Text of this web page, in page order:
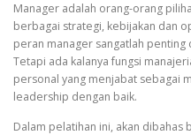
Manager adalah orang-orang
berbagai strategi, kebijakan dan
peran manager sangatlah
Tetapi ada kalanya fungsi
personal yang menjabat sebagai
leadership dengan baik.
Dalam pelatihan ini, akan dibahas